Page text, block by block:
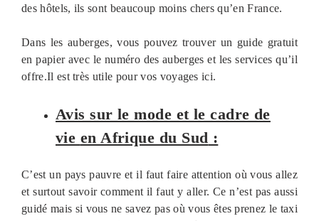
des hôtels, ils sont beaucoup moins chers qu’en France.
Dans les auberges, vous pouvez trouver un guide gratuit
en papier avec le numéro des auberges et les services qu’il
offre.Il est très utile pour vos voyages ici.
Avis sur le mode et le cadre de
vie en Afrique du Sud :
C’est un pays pauvre et il faut faire attention où vous allez
et surtout savoir comment il faut y aller. Ce n’est pas aussi
guidé mais si vous ne savez pas où vous êtes prenez le taxi